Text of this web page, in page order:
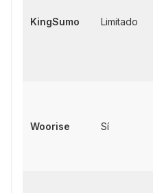
KingSumo Limitado
Woorise Sí